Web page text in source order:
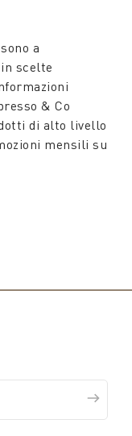
a
scelte
& Co
di alto livello
mensili su